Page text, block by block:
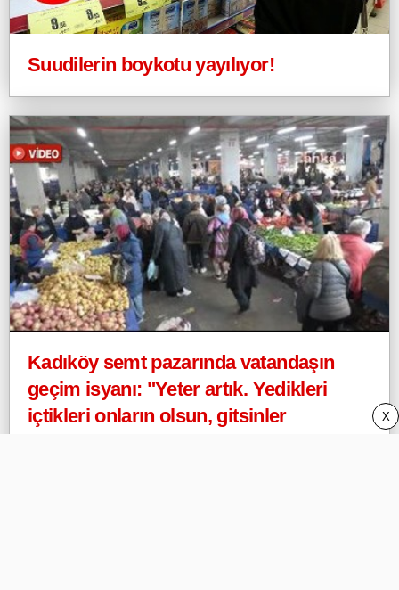
Suudilerin boykotu yayılıyor!
Kadıköy semt pazarında vatandaşın
geçim isyanı: "Yeter artık. Yedikleri
içtikleri onların olsun, gitsinler
X